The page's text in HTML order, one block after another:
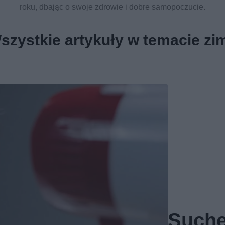
roku, dbając o swoje zdrowie i dobre samopoczucie.
artykuły w temacie